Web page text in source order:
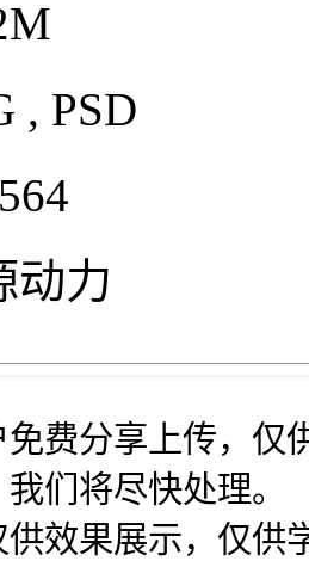
, PSD
动力
费分享上传，仅
们将尽快处理。
供效果展示，仅供